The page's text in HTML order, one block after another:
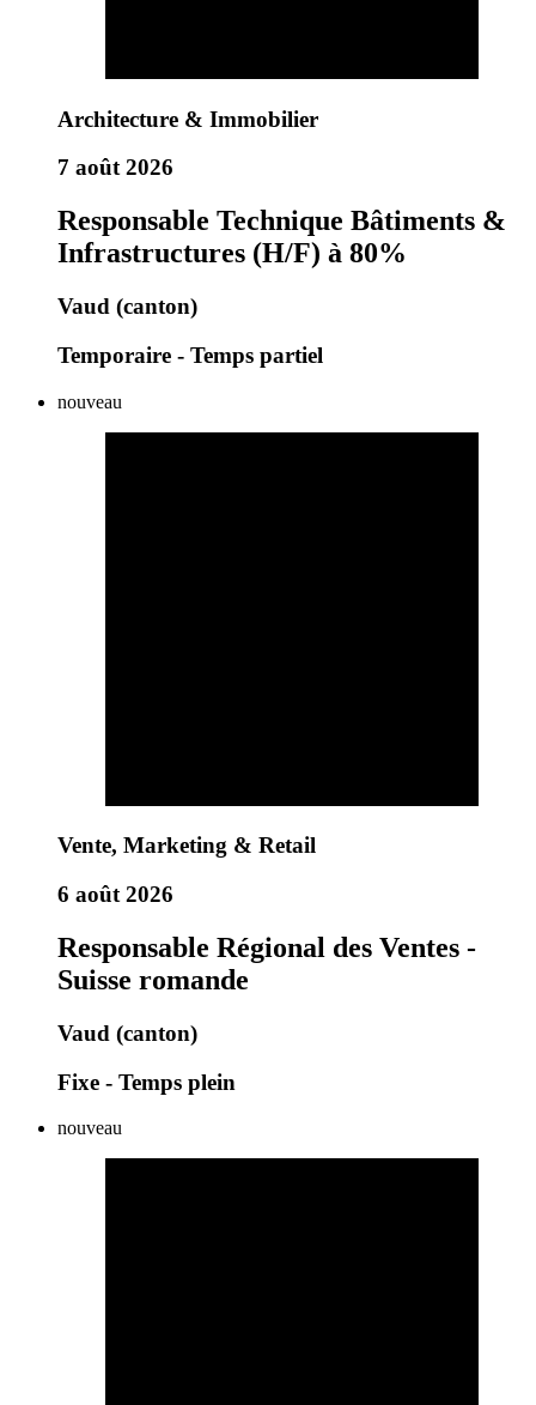
Architecture & Immobilier
7 août 2026
Responsable Technique Bâtiments &
Infrastructures (H/F) à 80%
Vaud (canton)
Temporaire - Temps partiel
nouveau
Vente, Marketing & Retail
6 août 2026
Responsable Régional des Ventes -
Suisse romande
Vaud (canton)
Fixe - Temps plein
nouveau